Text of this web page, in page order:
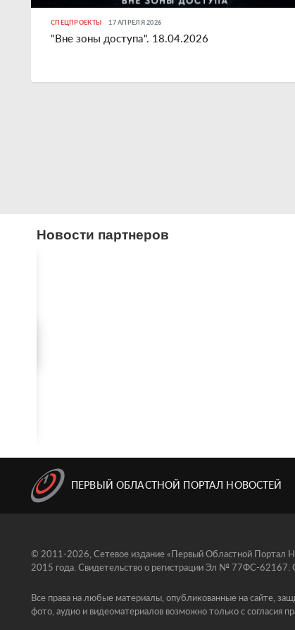
СПЕЦПРОЕКТЫ 17 АПРЕЛЯ 2026
"Вне зоны доступа". 18.04.2026
Новости партнеров
ПЕРВЫЙ ОБЛАСТНОЙ ПОРТАЛ НОВОСТЕЙ
© 2011-2026, Сетевое издание «Первый Областной Портал
2015 года. Свидетельство о регистрации Эл № 77ФС-62167.
Все права на любые материалы, опубликованные на сайте,
фото, аудио и видеоматериалов возможно только с согласия